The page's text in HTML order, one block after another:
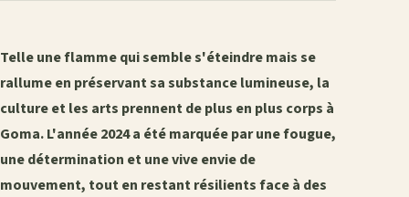
Telle une flamme qui semble s'éteindre mais se
rallume en préservant sa substance lumineuse, la
culture et les arts prennent de plus en plus corps à
Goma. L'année 2024 a été marquée par une fougue,
une détermination et une vive envie de
mouvement, tout en restant résilients face à des